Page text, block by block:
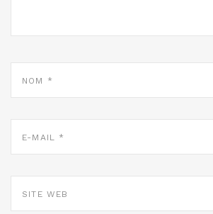
MAIL
WEB